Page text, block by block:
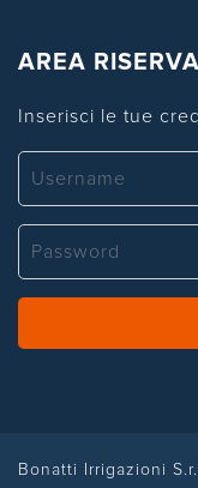
AREA
Inserisci le tue
Bonatti Irrigazioni